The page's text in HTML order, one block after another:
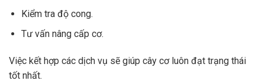
Kiểm tra độ cong.
Tư vấn nâng cấp cơ.
Việc kết hợp các dịch vụ sẽ giúp cây cơ luôn đạt trạng thái
tốt nhất.